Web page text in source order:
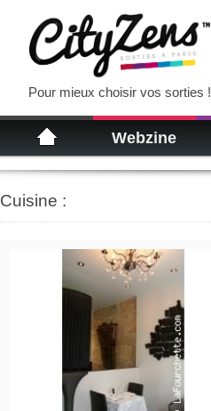
Pour mieux choisir vos sorties !
Webzine
Cuisine :